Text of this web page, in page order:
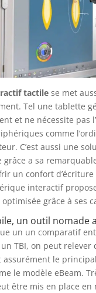
tactilese met
Tel une tablette
et ne nécessite pas
comme
C’est aussi une
grâce a sa
un confort
interactif
grâce à ses
un outil nomade
un un comparatif
TBI, on peut relever
le
le modèle eBeam.
être mis en place en